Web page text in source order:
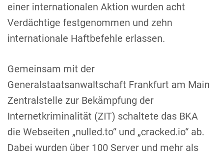
einer internationalen Aktion wurden acht
Verdächtige festgenommen und zehn
internationale Haftbefehle erlassen.
Gemeinsam mit der
Generalstaatsanwaltschaft Frankfurt am Main
Zentralstelle zur Bekämpfung der
Internetkriminalität (ZIT) schaltete das BKA
die Webseiten „nulled.to“ und „cracked.io“ ab.
Dabei wurden über 100 Server und mehr als